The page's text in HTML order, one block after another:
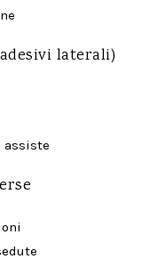
laterali)
assiste